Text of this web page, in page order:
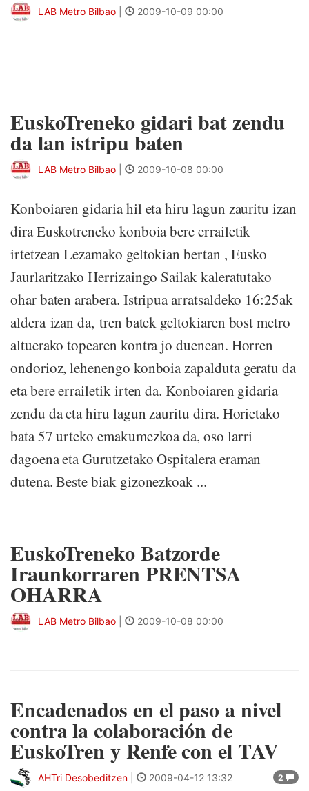
LAB Metro Bilbao 2009-10-09 00:00
EuskoTreneko gidari bat zendu
da lan istripu baten
LAB Metro Bilbao 2009-10-08 00:00
Konboiaren gidaria hil eta hiru lagun zauritu izan
dira Euskotreneko konboia bere errailetik
irtetzean Lezamako geltokian bertan , Eusko
Jaurlaritzako Herrizaingo Sailak kaleratutako
ohar baten arabera. Istripua arratsaldeko 16:25ak
aldera izan da, tren batek geltokiaren bost metro
altuerako topearen kontra jo duenean. Horren
ondorioz, lehenengo konboia zapalduta geratu da
eta bere errailetik irten da. Konboiaren gidaria
zendu da eta hiru lagun zauritu dira. Horietako
bata 57 urteko emakumezkoa da, oso larri
dagoena eta Gurutzetako Ospitalera eraman
dutena. Beste biak gizonezkoak ...
EuskoTreneko Batzorde
Iraunkorraren PRENTSA
OHARRA
LAB Metro Bilbao 2009-10-08 00:00
Encadenados en el paso a nivel
contra la colaboración de
EuskoTren y Renfe con el TAV
2
AHTri Desobeditzen 2009-04-12 13:32